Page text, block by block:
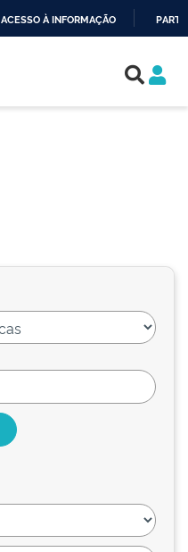
ACESSO À INFORMAÇÃO